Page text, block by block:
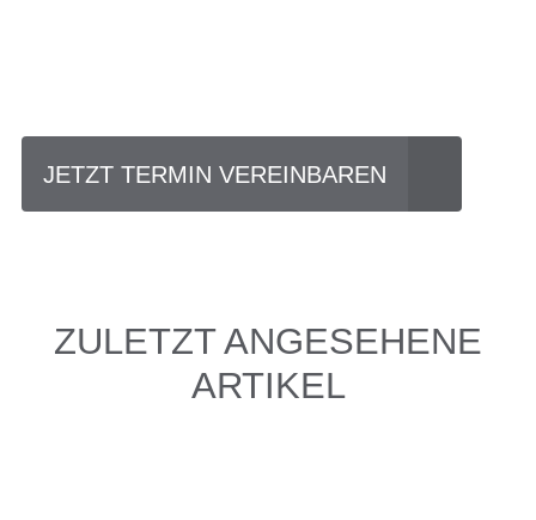
JETZT TERMIN VEREINBAREN
ZULETZT ANGESEHENE
ARTIKEL